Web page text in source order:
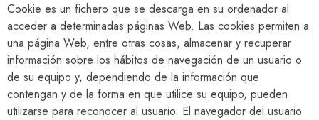
Cookie es un fichero que se descarga en su ordenador al
acceder a determinadas páginas Web. Las cookies permiten a
una página Web, entre otras cosas, almacenar y recuperar
información sobre los hábitos de navegación de un usuario o
de su equipo y, dependiendo de la información que
contengan y de la forma en que utilice su equipo, pueden
utilizarse para reconocer al usuario. El navegador del usuario